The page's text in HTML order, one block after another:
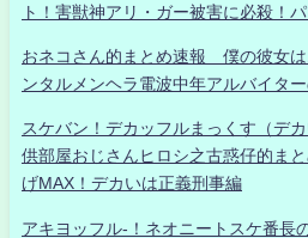
ト！害獣神アリ・ガー被害に必殺！
おネコさん的まとめ速報 僕の彼女
ンタルメンヘラ電波中年アルバイタ
スケバン！デカッフルまっくす（デ
供部屋おじさんヒロシ之古惑仔的ま
げMAX！デカいは正義刑事編
アキヨッフル-！ネオニートスケ番長